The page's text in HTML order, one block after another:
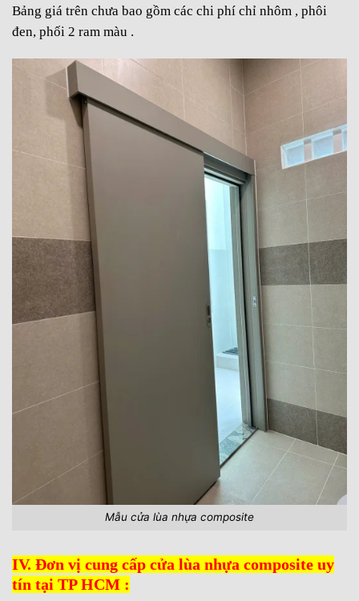
Bảng giá trên chưa bao gồm các chi phí chỉ nhôm , phôi
đen, phối 2 ram màu .
Mẫu cửa lùa nhựa composite
IV. Đơn vị cung cấp cửa lùa nhựa composite uy
tín tại TP HCM :